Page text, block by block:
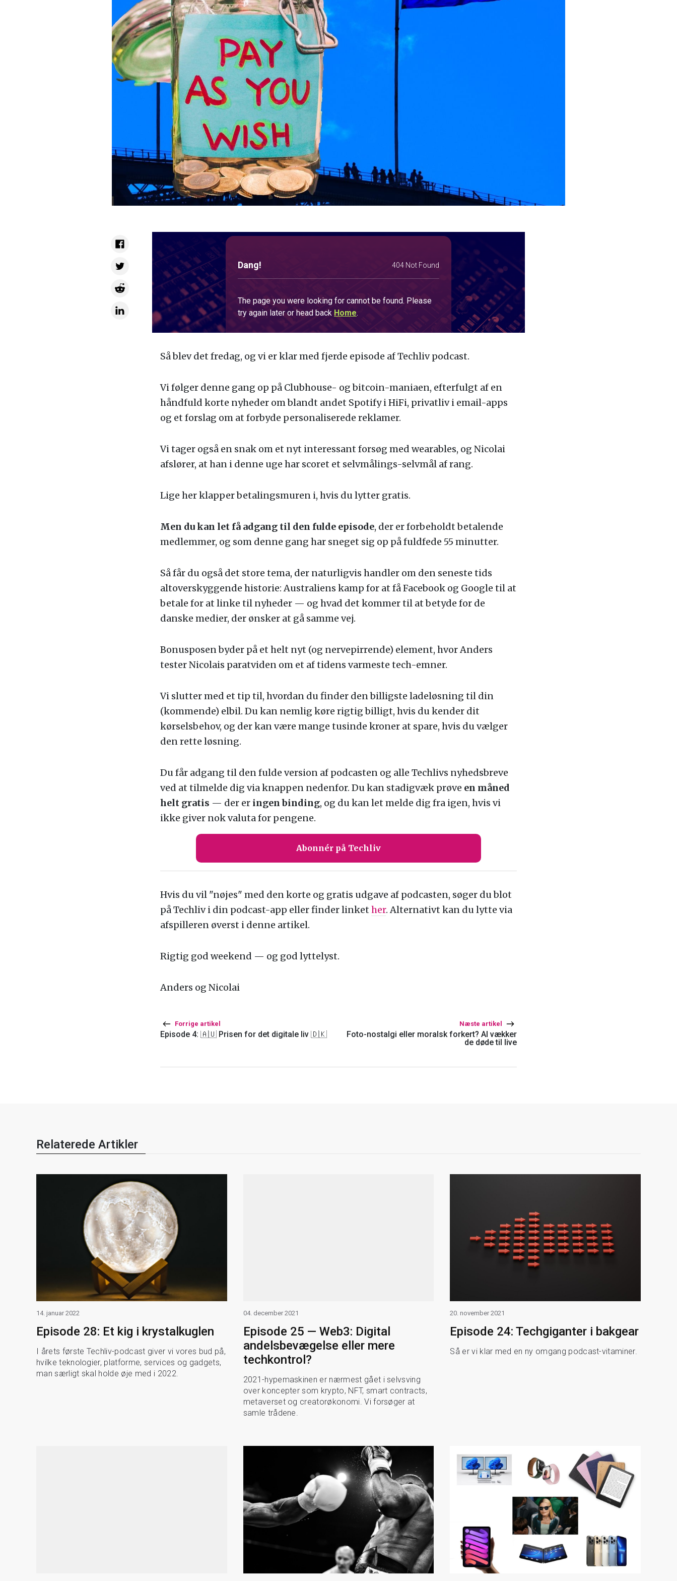
Så blev det fredag, og vi er klar med fjerde episode af Techliv podcast.
Vi følger denne gang op på Clubhouse- og bitcoin-maniaen, efterfulgt af en
håndfuld korte nyheder om blandt andet Spotify i HiFi, privatliv i email-apps
og et forslag om at forbyde personaliserede reklamer.
Vi tager også en snak om et nyt interessant forsøg med wearables, og Nicolai
afslører, at han i denne uge har scoret et selvmålings-selvmål af rang.
Lige her klapper betalingsmuren i, hvis du lytter gratis.
Men du kan let få adgang til den fulde episode, der er forbeholdt betalende
medlemmer, og som denne gang har sneget sig op på fuldfede 55 minutter.
Så får du også det store tema, der naturligvis handler om den seneste tids
altoverskyggende historie: Australiens kamp for at få Facebook og Google til at
betale for at linke til nyheder — og hvad det kommer til at betyde for de
danske medier, der ønsker at gå samme vej.
Bonusposen byder på et helt nyt (og nervepirrende) element, hvor Anders
tester Nicolais paratviden om et af tidens varmeste tech-emner.
Vi slutter med et tip til, hvordan du finder den billigste ladeløsning til din
(kommende) elbil. Du kan nemlig køre rigtig billigt, hvis du kender dit
kørselsbehov, og der kan være mange tusinde kroner at spare, hvis du vælger
den rette løsning.
Du får adgang til den fulde version af podcasten og alle Techlivs nyhedsbreve
ved at tilmelde dig via knappen nedenfor. Du kan stadigvæk prøve en måned
helt gratis — der er ingen binding, og du kan let melde dig fra igen, hvis vi
ikke giver nok valuta for pengene.
Abonnér på Techliv
Hvis du vil "nøjes" med den korte og gratis udgave af podcasten, søger du blot
på Techliv i din podcast-app eller finder linket her. Alternativt kan du lytte via
afspilleren øverst i denne artikel.
Rigtig god weekend — og god lyttelyst.
Anders og Nicolai
Forrige artikel
Episode 4: 🇦🇺 Prisen for det digitale liv 🇩🇰
Næste artikel
Foto-nostalgi eller moralsk forkert? AI vækker
de døde til live
Relaterede Artikler
14. januar 2022
Episode 28: Et kig i krystalkuglen
I årets første Techliv-podcast giver vi vores bud på,
hvilke teknologier, platforme, services og gadgets,
man særligt skal holde øje med i 2022.
04. december 2021
Episode 25 — Web3: Digital
andelsbevægelse eller mere
techkontrol?
2021-hypemaskinen er nærmest gået i selvsving
over koncepter som krypto, NFT, smart contracts,
metaverset og creatorøkonomi. Vi forsøger at
samle trådene.
20. november 2021
Episode 24: Techgiganter i bakgear
Så er vi klar med en ny omgang podcast-vitaminer.